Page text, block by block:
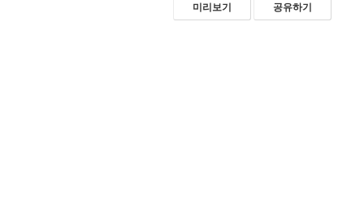
미리보기 공유하기